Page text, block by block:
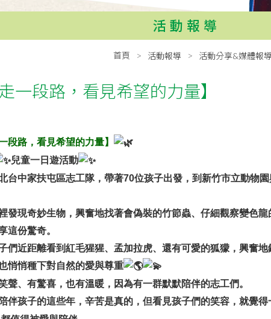
活動報導
首頁 活動報導 活動分享&媒體報導
一段路，看見希望的力量】
段路，看見希望的力量】
兒童一日遊活動
台中家扶屯區志工隊，帶著70位孩子出發，到新竹市立動物
發現奇妙生物，興奮地找著會偽裝的竹節蟲、仔細觀察變色
這份驚奇。
們近距離看到紅毛猩猩、孟加拉虎、還有可愛的狐獴，興奮
悄悄種下對自然的愛與尊重
聲、有驚喜，也有溫暖，因為有一群默默陪伴的志工們。
伴孩子的這些年，辛苦是真的，但看見孩子們的笑容，就覺得